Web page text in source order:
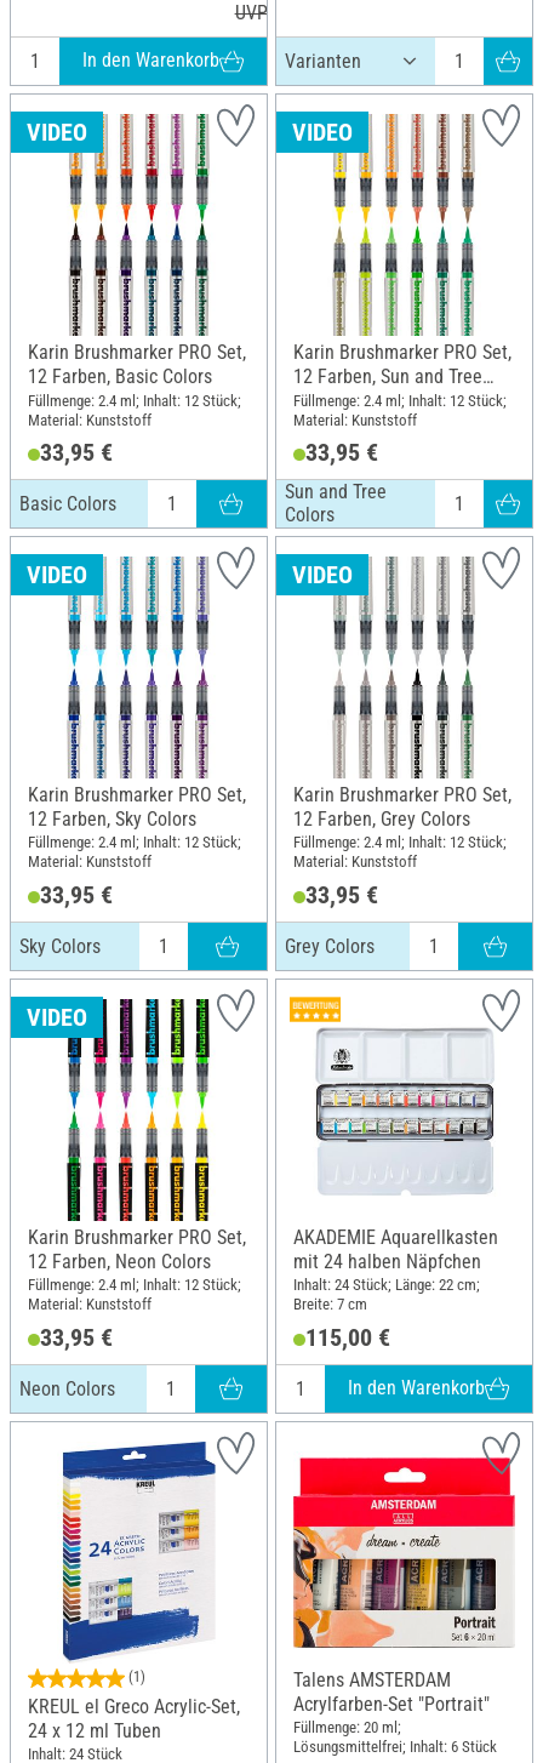
UVP 118,29 €
In den Warenkorb
VIDEO
Karin Brushmarker PRO Set,
12 Farben, Basic Colors
Füllmenge: 2.4 ml; Inhalt: 12 Stück;
Material: Kunststoff
33,95 €
Basic Colors
VIDEO
Karin Brushmarker PRO Set,
12 Farben, Sun and Tree
Colors
Füllmenge: 2.4 ml; Inhalt: 12 Stück;
Material: Kunststoff
33,95 €
Sun and Tree
Colors
VIDEO
Karin Brushmarker PRO Set,
12 Farben, Sky Colors
Füllmenge: 2.4 ml; Inhalt: 12 Stück;
Material: Kunststoff
33,95 €
Sky Colors
VIDEO
Karin Brushmarker PRO Set,
12 Farben, Grey Colors
Füllmenge: 2.4 ml; Inhalt: 12 Stück;
Material: Kunststoff
33,95 €
Grey Colors
VIDEO
Karin Brushmarker PRO Set,
12 Farben, Neon Colors
Füllmenge: 2.4 ml; Inhalt: 12 Stück;
Material: Kunststoff
33,95 €
Neon Colors
AKADEMIE Aquarellkasten
mit 24 halben Näpfchen
Inhalt: 24 Stück; Länge: 22 cm;
Breite: 7 cm
115,00 €
In den Warenkorb
(1)
KREUL el Greco Acrylic-Set,
24 x 12 ml Tuben
Inhalt: 24 Stück
Talens AMSTERDAM
Acrylfarben-Set "Portrait"
Füllmenge: 20 ml;
Lösungsmittelfrei; Inhalt: 6 Stück